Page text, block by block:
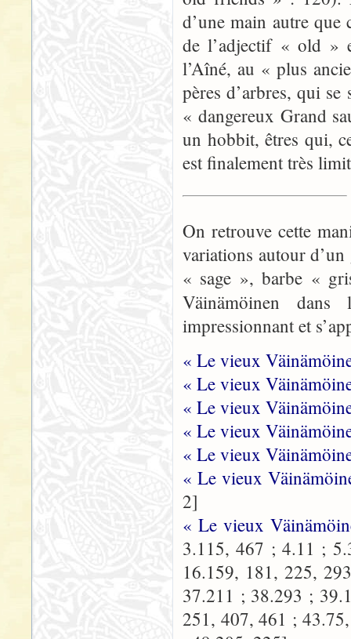
d’une main autre
de l’adjectif « old »
l’Aîné, au « plus
pères d’arbres, qui
« dangereux Grand
un hobbit, êtres qui,
est finalement très
On retrouve cette
variations autour
« sage », barbe «
Väinämöinen
impressionnant et
« Le vieux
« Le vieux
« Le vieux
« Le vieux
« Le vieux
« Le vieux
2]
« Le vieux
3.115, 467 ; 4.11 ;
16.159, 181, 225,
37.211 ; 38.293 ;
251, 407, 461 ;